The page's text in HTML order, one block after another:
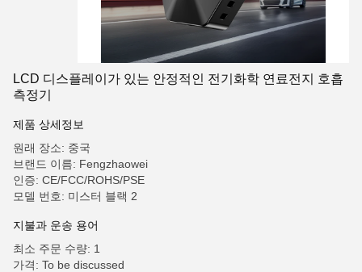
LCD 디스플레이가 있는 안정적인 전기화학 연료전지 호흡
측정기
제품 상세정보
원래 장소: 중국
브랜드 이름: Fengzhaowei
인증: CE/FCC/ROHS/PSE
모델 번호: 미스터 블랙 2
지불과 운송 용어
최소 주문 수량: 1
가격: To be discussed